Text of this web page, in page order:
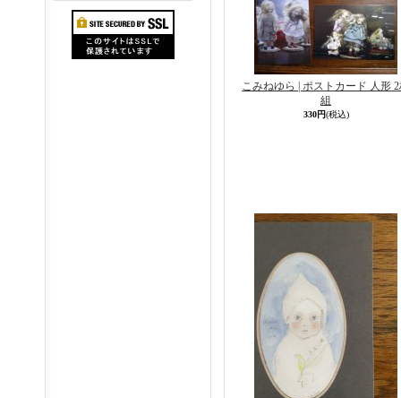
こみねゆら | ポストカード 人形
組
330円(税込)